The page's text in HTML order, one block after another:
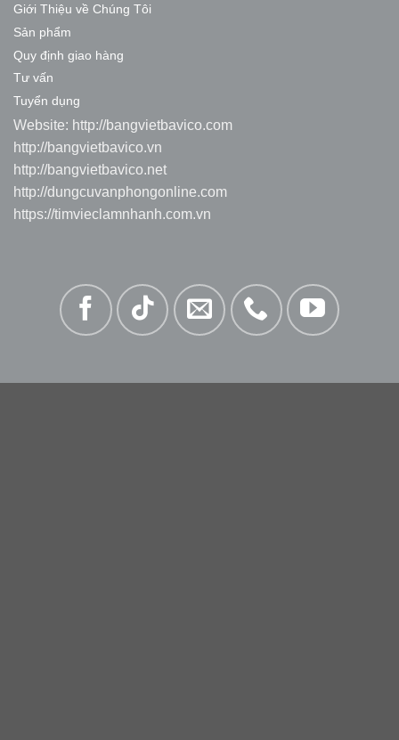
Giới Thiệu về Chúng Tôi
Sản phẩm
Quy định giao hàng
Tư vấn
Tuyển dụng
Website: http://bangvietbavico.com
http://bangvietbavico.vn
http://bangvietbavico.net
http://dungcuvanphongonline.com
https://timvieclamnhanh.com.vn